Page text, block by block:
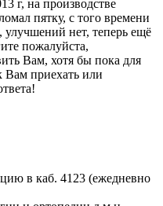
г, на производстве
пятку, с того времени
улучшений нет, теперь ещё
пожалуйста,
Вам, хотя бы пока для
Вам приехать или
в каб. 4123 (ежедневно